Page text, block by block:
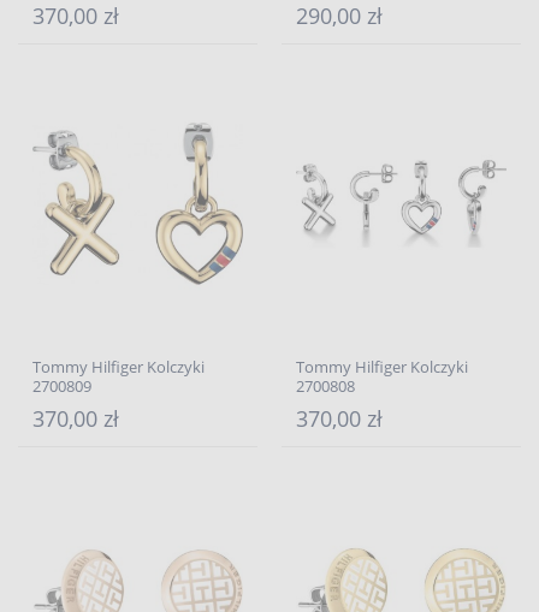
370,00 zł 290,00 zł
Tommy Hilfiger Kolczyki
2700809
370,00 zł
Tommy Hilfiger Kolczyki
2700808
370,00 zł